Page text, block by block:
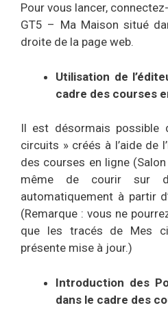
Pour vous lancer,
GT5 – Ma Maison situé
droite de la page web.
Utilisation de
cadre des courses
Il est désormais possible
circuits » créés à l’aide de
des courses en ligne
même de courir sur
automatiquement à partir
(Remarque : vous ne
que les tracés de Mes
présente mise à jour.)
Introduction des
dans le cadre des